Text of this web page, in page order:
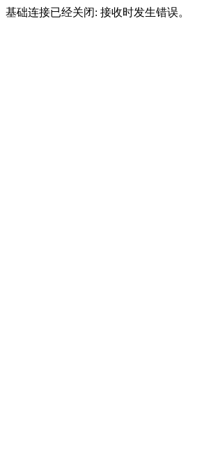
基础连接已经关闭: 接收时发生错误。